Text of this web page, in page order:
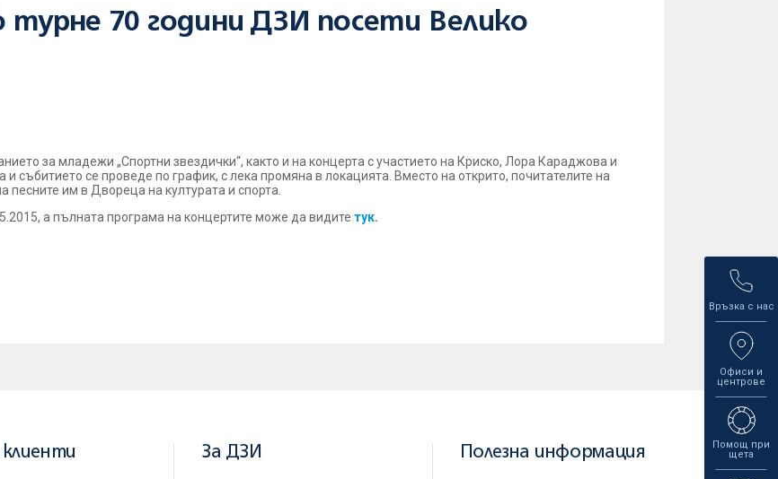
Връзка с нас
Офиси и
центрове
Помощ при
щета
70 години ДЗИ посети Велико
за младежи „Спортни звездички“, както и на концерта с участието на Криско, Лора Караджова и
събитието се проведе по график, с лека промяна в локацията. Вместо на открито, почитателите на
им в Двореца на културата и спорта.
а пълната програма на концертите може да видите тук.
клиенти За ДЗИ Полезна информация